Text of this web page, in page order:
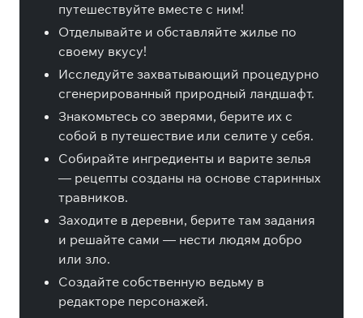
путешествуйте вместе с ним!
Отделывайте и обставляйте жилье по
своему вкусу!
Исследуйте захватывающий процедурно
сгенерированный природный ландшафт.
Знакомьтесь со зверями, берите их с
собой в путешествие или селите у себя.
Собирайте ингредиенты и варите зелья
— рецепты созданы на основе старинных
травников.
Заходите в деревни, берите там задания
и решайте сами — нести людям добро
или зло.
Создайте собственную ведьму в
редакторе персонажей.